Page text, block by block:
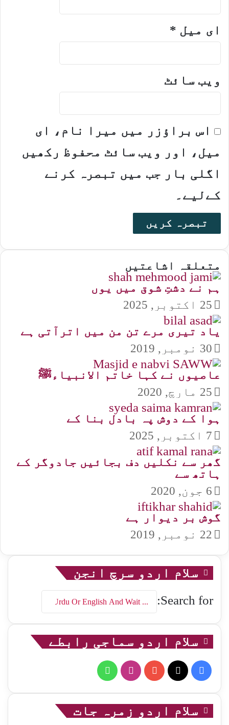
ای میل *
ویب‌ سائٹ
اس براؤزر میں میرا نام، ای
میل، اور ویب سائٹ محفوظ رکھیں
اگلی بار جب میں تبصرہ کرنے
کےلیے۔
متعلقہ اشاعتیں
ہم نے دشتِ شوق میں یوں
25 اکتوبر, 2025
یاد تیری مرے تن من میں اترآتی ہے
30 نومبر, 2019
عاصیوں نے کہا خاتم الانبیاءﷺ
25 مارچ, 2020
ہوا کے دوش پہ بادل بنا کے
7 اکتوبر, 2025
گھر سے نکلیں دف بجائیں جادوگر کے
ہاتھ سے
6 جون, 2020
گوش بر دیوار ہے
22 نومبر, 2019
سلام اردو سرچ انجن
Search for:
سلام اردو سماجی رابطے
Facebook
YouTube
Instagram
WhatsApp
سلام اردو زمرہ جات